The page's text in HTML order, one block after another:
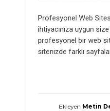
Profesyonel Web
ihtiyacınıza uygun
profesyonel bir web
sitenizde farklı
Ekleyen Metin